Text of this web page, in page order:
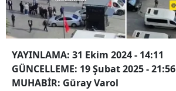
YAYINLAMA: 31 Ekim 2024 - 14:11
GÜNCELLEME: 19 Şubat 2025 - 21:56
MUHABİR: Güray Varol